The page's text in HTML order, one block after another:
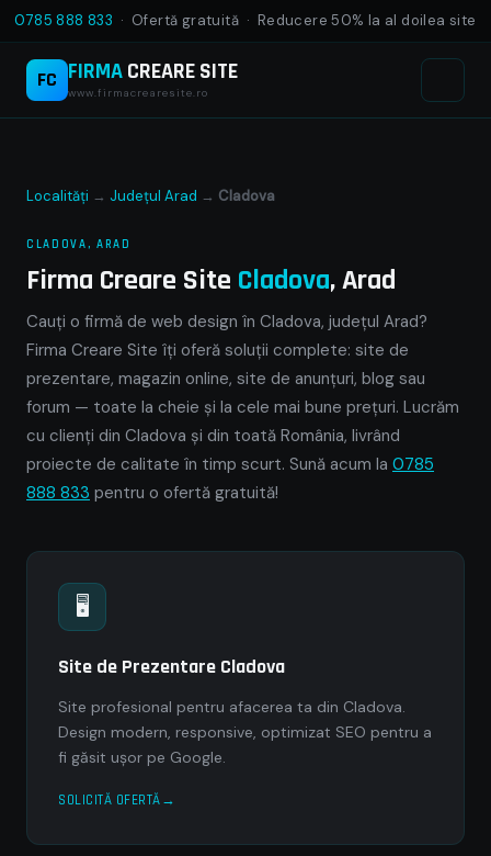
0785 888 833 · Ofertă gratuită · Reducere 50% la al doilea site
FC FIRMACREARE SITE
www.firmacrearesite.ro
Localități → Județul Arad → Cladova
CLADOVA, ARAD
Firma Creare Site Cladova, Arad
Cauți o firmă de web design în Cladova, județul Arad?
Firma Creare Site îți oferă soluții complete: site de
prezentare, magazin online, site de anunțuri, blog sau
forum — toate la cheie și la cele mai bune prețuri. Lucrăm
cu clienți din Cladova și din toată România, livrând
proiecte de calitate în timp scurt. Sună acum la 0785
888 833 pentru o ofertă gratuită!
🖥
Site de Prezentare Cladova
Site profesional pentru afacerea ta din Cladova.
Design modern, responsive, optimizat SEO pentru a
fi găsit ușor pe Google.
SOLICITĂ OFERTĂ